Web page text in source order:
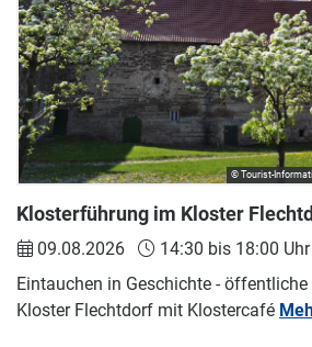
Klosterführung im Kloster
09.08.2026
14:30 bis 18:00 Uhr
Eintauchen in Geschichte -
Kloster Flechtdorf mit Klostercafé
© Tourist-